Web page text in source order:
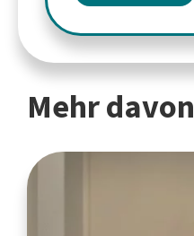
Mehr davon